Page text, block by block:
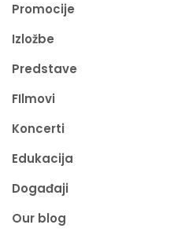
Promocije
Izložbe
Predstave
FIlmovi
Koncerti
Edukacija
Događaji
Our blog